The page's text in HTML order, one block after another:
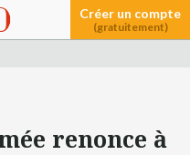
Créer un compte
(gratuitement)
renonce à